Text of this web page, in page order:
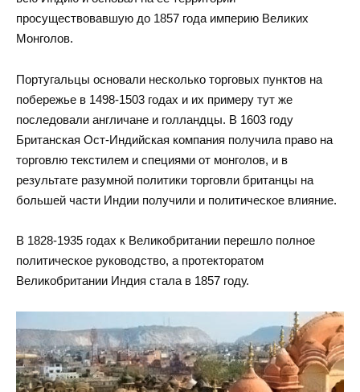
просуществовавшую до 1857 года империю Великих
Монголов.
Португальцы основали несколько торговых пунктов на
побережье в 1498-1503 годах и их примеру тут же
последовали англичане и голландцы. В 1603 году
Британская Ост-Индийская компания получила право на
торговлю текстилем и специями от монголов, и в
результате разумной политики торговли британцы на
большей части Индии получили и политическое влияние.
В 1828-1935 годах к Великобритании перешло полное
политическое руководство, а протекторатом
Великобритании Индия стала в 1857 году.